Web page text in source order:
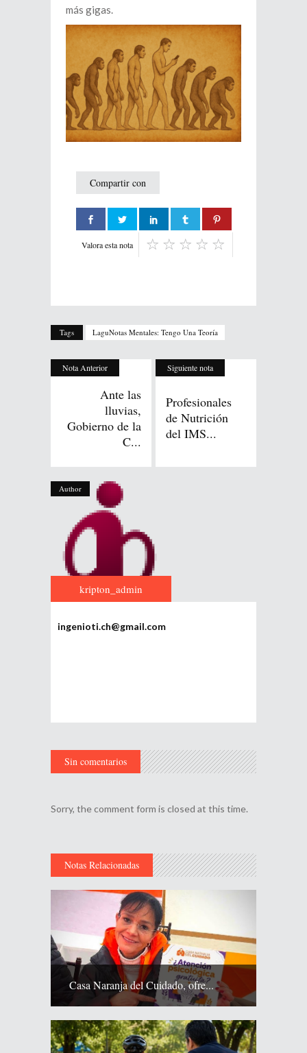
más gigas.
Compartir con
Valora esta nota
Tags LaguNotas Mentales: Tengo Una Teoría
Nota Anterior
Ante las
lluvias,
Gobierno de la
C...
Siguiente nota
Profesionales
de Nutrición
del IMS...
Author
kripton_admin
ingenioti.ch@gmail.com
Sin comentarios
Sorry, the comment form is closed at this time.
Notas Relacionadas
Casa Naranja del Cuidado, ofre...